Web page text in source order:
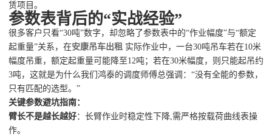
赁项目。
参数表背后的“实战经验”
很多客户只看“30吨”数字，却忽略了参数表中的“作业幅度”与“额定
起重量”关系，在安康吊车出租 实际作业中，一台30吨吊车若在10米
幅度吊重，额定起重量可能降至12吨；若在30米幅度，则只能起吊约
3吨，这就是为什么我们鸿泰的调度师傅总强调：“没有全能的参数，
只有匹配的选型。”
关键参数避坑指南：
臂长不是越长越好：长臂作业时稳定性下降,需严格按载荷曲线表操
作。